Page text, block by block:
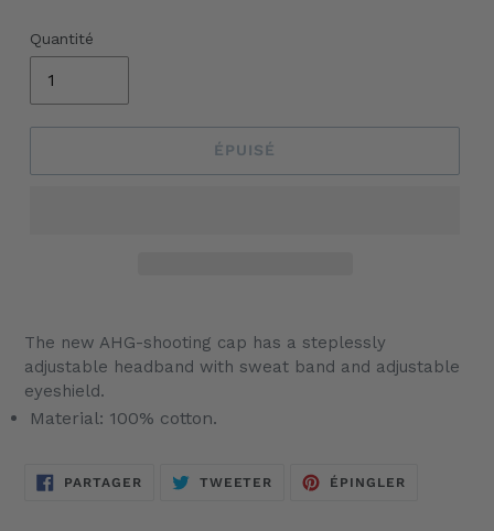
Quantité
ÉPUISÉ
d'un
produit
votre
panier
The new AHG-shooting cap has a steplessly
adjustable headband with sweat band and adjustable
eyeshield.
Material: 100% cotton.
PARTAGERPARTAGERTWEETER TWEETERÉPINGLER